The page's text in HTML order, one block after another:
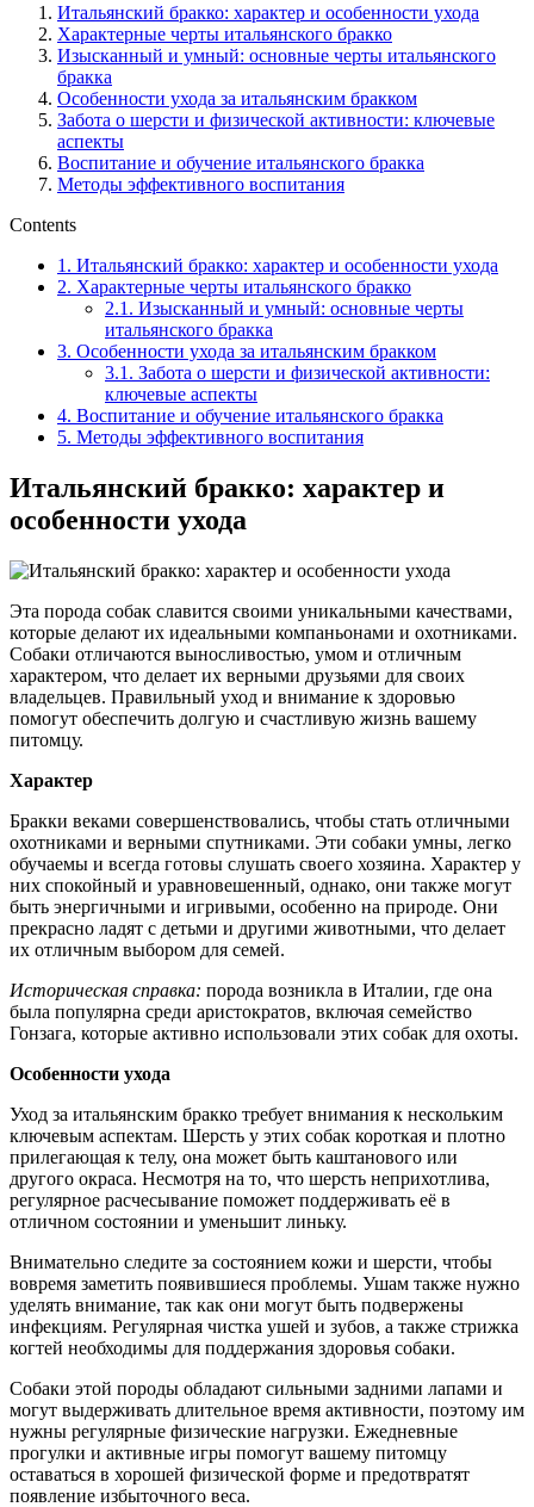
Итальянский бракко: характер и особенности ухода
Характерные черты итальянского бракко
Изысканный и умный: основные черты итальянского
бракка
Особенности ухода за итальянским бракком
Забота о шерсти и физической активности: ключевые
аспекты
Воспитание и обучение итальянского бракка
Методы эффективного воспитания
Contents
1. Итальянский бракко: характер и особенности ухода
2. Характерные черты итальянского бракко
2.1. Изысканный и умный: основные черты
итальянского бракка
3. Особенности ухода за итальянским бракком
3.1. Забота о шерсти и физической активности:
ключевые аспекты
4. Воспитание и обучение итальянского бракка
5. Методы эффективного воспитания
Итальянский бракко: характер и
особенности ухода
Эта порода собак славится своими уникальными качествами,
которые делают их идеальными компаньонами и охотниками.
Собаки отличаются выносливостью, умом и отличным
характером, что делает их верными друзьями для своих
владельцев. Правильный уход и внимание к здоровью
помогут обеспечить долгую и счастливую жизнь вашему
питомцу.
Характер
Бракки веками совершенствовались, чтобы стать отличными
охотниками и верными спутниками. Эти собаки умны, легко
обучаемы и всегда готовы слушать своего хозяина. Характер у
них спокойный и уравновешенный, однако, они также могут
быть энергичными и игривыми, особенно на природе. Они
прекрасно ладят с детьми и другими животными, что делает
их отличным выбором для семей.
Историческая справка: порода возникла в Италии, где она
была популярна среди аристократов, включая семейство
Гонзага, которые активно использовали этих собак для охоты.
Особенности ухода
Уход за итальянским бракко требует внимания к нескольким
ключевым аспектам. Шерсть у этих собак короткая и плотно
прилегающая к телу, она может быть каштанового или
другого окраса. Несмотря на то, что шерсть неприхотлива,
регулярное расчесывание поможет поддерживать её в
отличном состоянии и уменьшит линьку.
Внимательно следите за состоянием кожи и шерсти, чтобы
вовремя заметить появившиеся проблемы. Ушам также нужно
уделять внимание, так как они могут быть подвержены
инфекциям. Регулярная чистка ушей и зубов, а также стрижка
когтей необходимы для поддержания здоровья собаки.
Собаки этой породы обладают сильными задними лапами и
могут выдерживать длительное время активности, поэтому им
нужны регулярные физические нагрузки. Ежедневные
прогулки и активные игры помогут вашему питомцу
оставаться в хорошей физической форме и предотвратят
появление избыточного веса.